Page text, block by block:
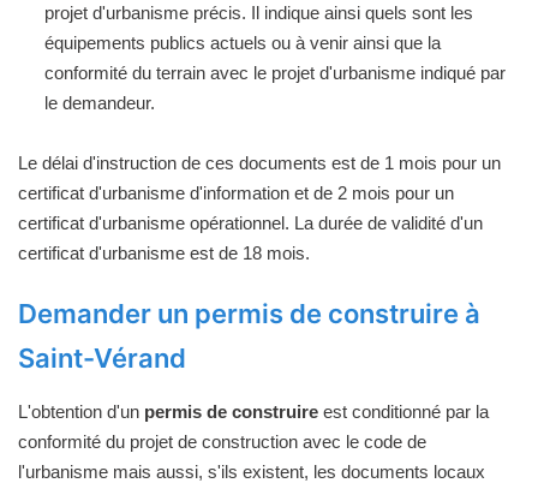
projet d'urbanisme précis. Il indique ainsi quels sont les
équipements publics actuels ou à venir ainsi que la
conformité du terrain avec le projet d'urbanisme indiqué par
le demandeur.
Le délai d'instruction de ces documents est de 1 mois pour un
certificat d'urbanisme d'information et de 2 mois pour un
certificat d'urbanisme opérationnel. La durée de validité d'un
certificat d'urbanisme est de 18 mois.
Demander un permis de construire à
Saint-Vérand
L'obtention d'un permis de construire est conditionné par la
conformité du projet de construction avec le code de
l'urbanisme mais aussi, s'ils existent, les documents locaux